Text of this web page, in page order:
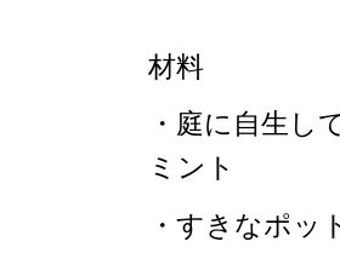
材料
・庭に自生し
ミント
・すきなポッ